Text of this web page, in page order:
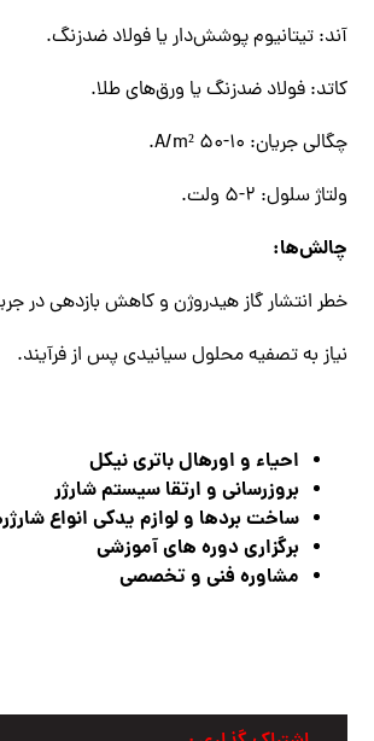
آند: تیتانیوم پوشش‌دار یا فولاد ضدزنگ.
کاتد: فولاد ضدزنگ یا ورق‌های طلا.
چگالی جریان: ۱۰-۵۰ A/m².
ولتاژ سلول: ۲-۵ ولت.
چالش‌ها:
خطر انتشار گاز هیدروژن و کاهش بازدهی در
نیاز به تصفیه محلول سیانیدی پس از فرآیند.
احیاء و اورهال باتری نیکل
بروزرسانی و ارتقا سیستم شارژر
ساخت بردها و لوازم یدکی انواع
برگزاری دوره های آموزشی
مشاوره فنی و تخصصی